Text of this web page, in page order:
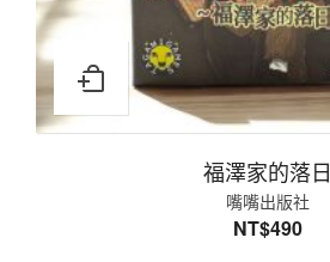
福澤家的落日
嘴嘴出版社
NT$490